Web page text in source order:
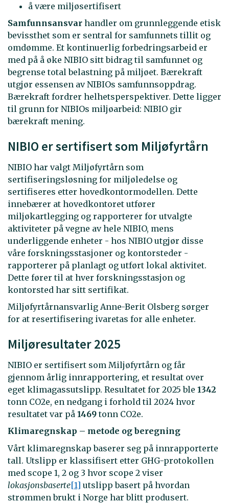
å være miljøsertifisert
Samfunnsansvar handler om grunnleggende etisk
bevissthet som er sentral for samfunnets tillit og
omdømme. Et kontinuerlig forbedringsarbeid er
med på å øke NIBIO sitt bidrag til samfunnet og
begrense total belastning på miljøet. Bærekraft
utgjør essensen av NIBIOs samfunnsoppdrag.
Bærekraft fordrer helhetsperspektiver. Dette ligger
til grunn for NIBIOs miljøarbeid: NIBIO gir
bærekraft mening.
NIBIO er sertifisert som Miljøfyrtårn
NIBIO har valgt Miljøfyrtårn som
sertifiseringsløsning for miljøledelse og
sertifiseres etter hovedkontormodellen. Dette
innebærer at hovedkontoret utfører
miljøkartlegging og rapporterer for utvalgte
aktiviteter på vegne av hele NIBIO, mens
underliggende enheter - hos NIBIO utgjør disse
våre forskningsstasjoner og kontorsteder -
rapporterer på planlagt og utført lokal aktivitet.
Dette fører til at hver forskningsstasjon og
kontorsted har sitt sertifikat.
Miljøfyrtårnansvarlig Anne-Berit Olsberg sørger
for at resertifisering ivaretas for alle enheter.
Miljøresultater 2025
NIBIO er sertifisert som Miljøfyrtårn og får
gjennom årlig innrapportering, et resultat over
eget klimagassutslipp. Resultatet for 2025 ble 1342
tonn CO2e, en nedgang i forhold til 2024 hvor
resultatet var på 1469tonn CO2e.
Klimaregnskap – metode og beregning
Vårt klimaregnskap baserer seg på innrapporterte
tall. Utslipp er klassifisert etter GHG-protokollen
med scope 1, 2 og 3 hvor scope 2 viser
lokasjonsbaserte[1] utslipp basert på hvordan
strømmen brukt i Norge har blitt produsert.